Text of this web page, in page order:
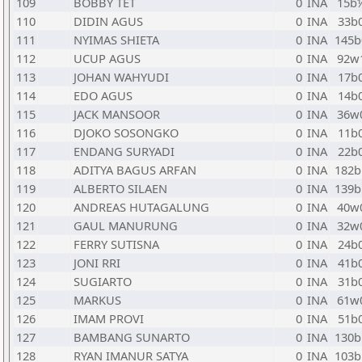
110
DIDIN AGUS 0 INA
111
NYIMAS SHIETA 0 INA
112
UCUP AGUS 0 INA
113
JOHAN WAHYUDI 0 INA
114
EDO AGUS 0 INA
115
JACK MANSOOR 0 INA
116
DJOKO SOSONGKO 0 INA
117
ENDANG SURYADI 0 INA
118
ADITYA BAGUS ARFAN 0 INA
119
ALBERTO SILAEN 0 INA
120
ANDREAS HUTAGALUNG 0 INA
121
GAUL MANURUNG 0 INA
122
FERRY SUTISNA 0 INA
123
JONI RRI 0 INA
124
SUGIARTO 0 INA
125
MARKUS 0 INA
126
IMAM PROVI 0 INA
127
BAMBANG SUNARTO 0 INA
128
RYAN IMANUR SATYA 0 INA